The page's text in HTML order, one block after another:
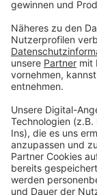
Hier gibt's die
Die
Oberbilker